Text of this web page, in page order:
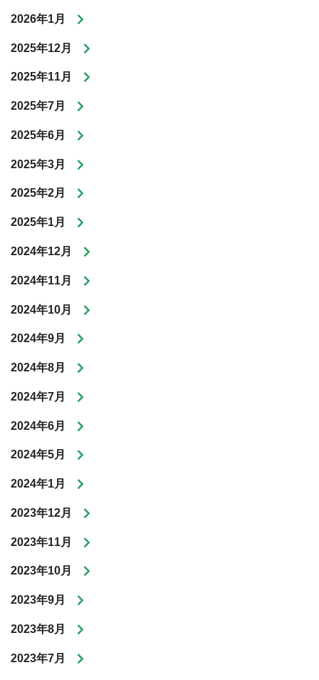
2026年1月
2025年12月
2025年11月
2025年7月
2025年6月
2025年3月
2025年2月
2025年1月
2024年12月
2024年11月
2024年10月
2024年9月
2024年8月
2024年7月
2024年6月
2024年5月
2024年1月
2023年12月
2023年11月
2023年10月
2023年9月
2023年8月
2023年7月